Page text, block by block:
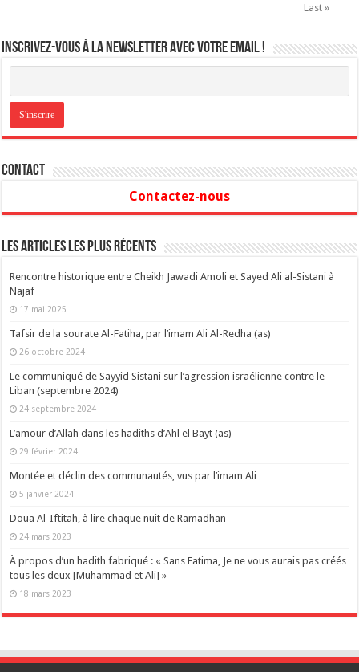
Last »
Inscrivez-vous à la newsletter avec votre email !
Contact
Contactez-nous
Les articles les plus récents
Rencontre historique entre Cheikh Jawadi Amoli et Sayed Ali al-Sistani à
Najaf
17 mai 2025
Tafsir de la sourate Al-Fatiha, par l’imam Ali Al-Redha (as)
26 octobre 2024
Le communiqué de Sayyid Sistani sur l’agression israélienne contre le
Liban (septembre 2024)
24 septembre 2024
L’amour d’Allah dans les hadiths d’Ahl el Bayt (as)
29 février 2024
Montée et déclin des communautés, vus par l’imam Ali
5 janvier 2024
Doua Al-Iftitah, à lire chaque nuit de Ramadhan
24 mars 2023
À propos d’un hadith fabriqué : « Sans Fatima, Je ne vous aurais pas créés
tous les deux [Muhammad et Ali] »
18 mars 2023